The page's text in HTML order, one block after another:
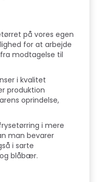
på vores egen
for at arbejde
modtagelse til
i kvalitet
produktion
oprindelse,
i mere
man bevarer
i sarte
blåbær.